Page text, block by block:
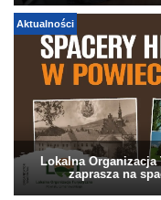
Aktualności
Lokalna
zaprasza na